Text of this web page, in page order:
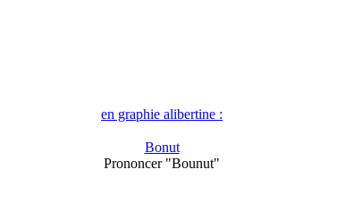
en graphie alibertine :
Bonut
Prononcer "Bounut"